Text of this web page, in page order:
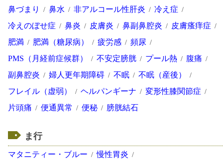
鼻づまり
鼻水 非アルコール性肝炎
冷え症
冷えのぼせ症
鼻炎 皮膚炎 鼻副鼻腔炎
皮膚瘙痒症
肥満
肥満（糖尿病） 疲労感
頻尿
PMS（月経前症候群）
不安定膀胱 プール熱
腹痛
副鼻腔炎
婦人更年期障碍 不眠
不眠（産後）
フレイル（虚弱）
ヘルパンギーナ
変形性膝関節症
片頭痛
便通異常 便秘 膀胱結石
ま行
マタニティー・ブルー
慢性胃炎